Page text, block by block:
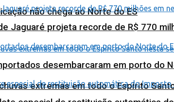
não chega ao Norte do ES
extremas em todo o Espírito
Jaguaré projeta recorde de R$ 770
desembarcaram em porto do